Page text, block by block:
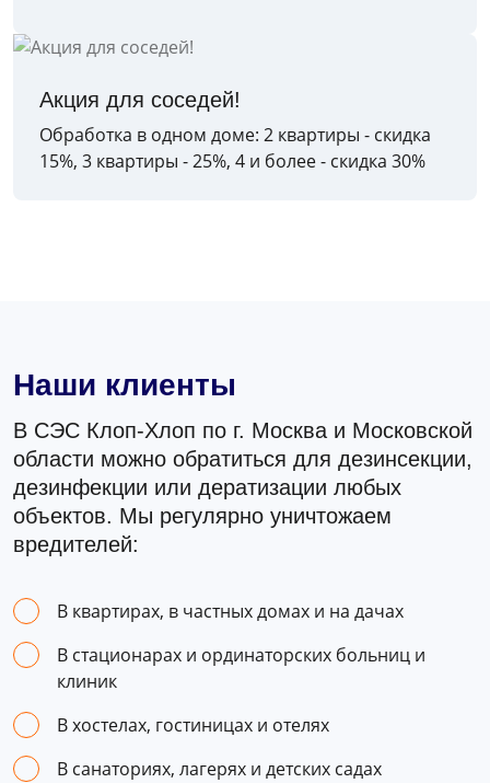
Акция для соседей!
Обработка в одном доме: 2 квартиры - скидка
15%, 3 квартиры - 25%, 4 и более - скидка 30%
Наши клиенты
В СЭС Клоп-Хлоп по г. Москва и Московской
области можно обратиться для дезинсекции,
дезинфекции или дератизации любых
объектов. Мы регулярно уничтожаем
вредителей:
В квартирах, в частных домах и на дачах
В стационарах и ординаторских больниц и
клиник
В хостелах, гостиницах и отелях
В санаториях, лагерях и детских садах